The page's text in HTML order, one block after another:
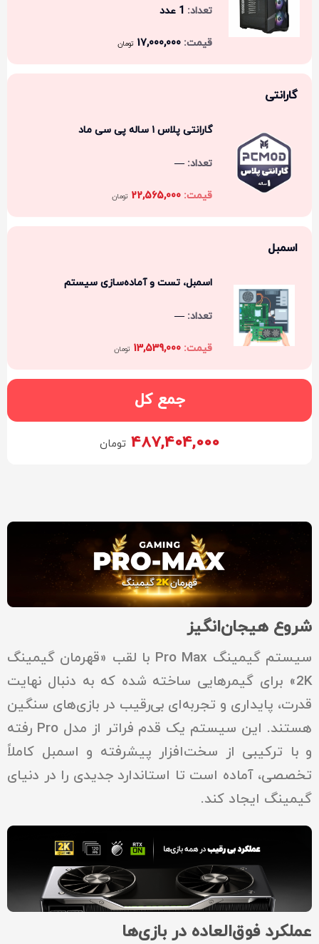
1 عدد
17,000,000 تومان
گارانتی
گارانتی پلاس ۱ ساله پی سی ماد
—
22,565,000 تومان
اسمبل
اسمبل، تست و آماده‌سازی سیستم
—
13,539,000 تومان
جمع کل
487,404,000 تومان
شروع هیجان‌انگیز
سیستم گیمینگ Pro Max با لقب «قهرمان گیمینگ
2K» برای گیمرهایی ساخته شده که به دنبال نهایت
قدرت، پایداری و تجربه‌ای بی‌رقیب در بازی‌های سنگین
هستند. این سیستم یک قدم فراتر از مدل Pro رفته
و با ترکیبی از سخت‌افزار پیشرفته و اسمبل کاملاً
تخصصی، آماده است تا استاندارد جدیدی را در دنیای
گیمینگ ایجاد کند.
عملکرد فوق‌العاده در بازی‌ها